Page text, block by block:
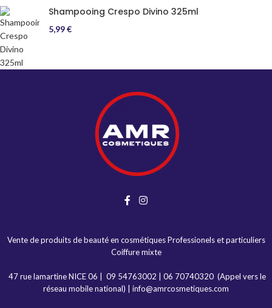
Shampooing Crespo Divino 325ml
5,99€
Vente de produits de beauté en cosmétiques Professionels et particuliers
Coiffure mixte
47 rue lamartine NICE 06 09 54763002 06 70740320(Appel vers le
réseau mobile national) | info@amrcosmetiques.com